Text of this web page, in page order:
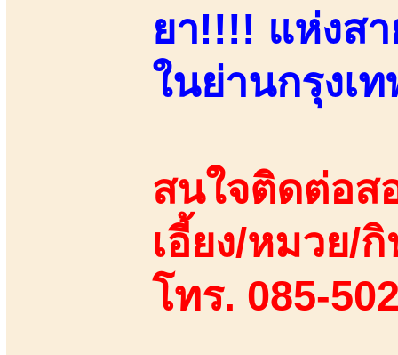
ยา!!!! แห่งส
ในย่านกรุงเ
สนใจติดต่อส
เอี้ยง/หมวย/
โทร. 085-